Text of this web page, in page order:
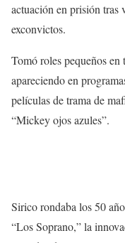
actuación en prisión tras
exconvictos.
Tomó roles pequeños en
apareciendo en
películas de trama de
“Mickey ojos azules”.
Sirico rondaba los 50
“Los Soprano,” la